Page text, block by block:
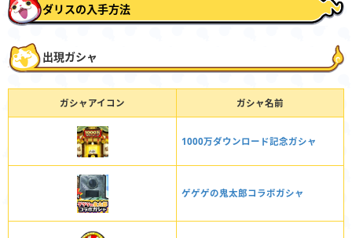
ダリスの入手方法
出現ガシャ
ガシャアイコン ガシャ名前
1000万ダウンロード記念ガシャ
ゲゲゲの鬼太郎コラボガシャ